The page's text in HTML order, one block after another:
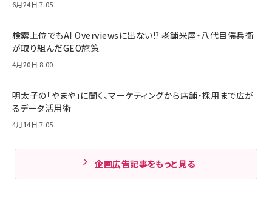
6月24日 7:05
検索上位でもAI Overviewsに出ない!? 老舗米屋・八代目儀兵衛
が取り組んだGEO施策
4月20日 8:00
明太子の「やまや」に聞く、マーケティングから店舗・採用まで広が
るデータ活用術
4月14日 7:05
企画広告記事をもっと見る